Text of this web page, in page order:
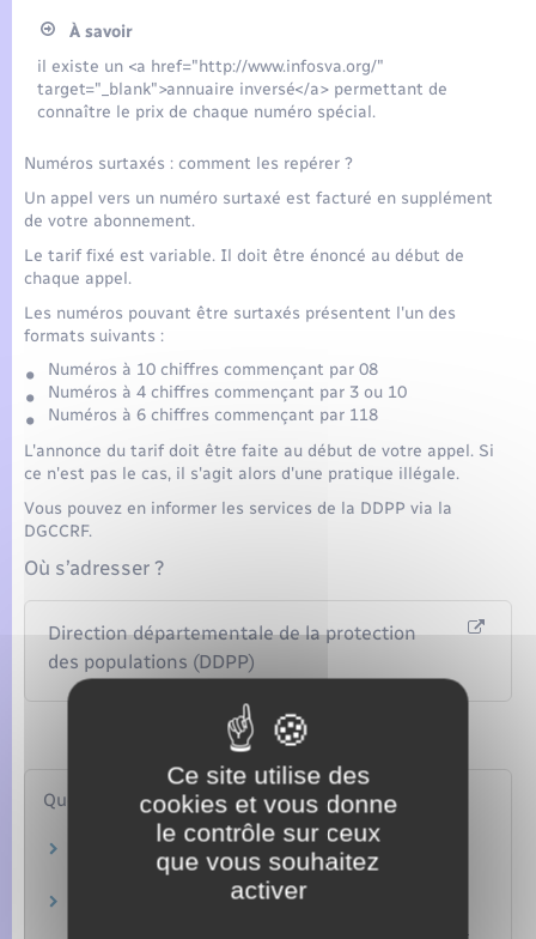
À savoir
il existe un <a href="http://www.infosva.org/"
target="_blank">annuaire inversé</a> permettant de
connaître le prix de chaque numéro spécial.
Numéros surtaxés : comment les repérer ?
Un appel vers un numéro surtaxé est facturé en supplément
de votre abonnement.
Le tarif fixé est variable. Il doit être énoncé au début de
chaque appel.
Les numéros pouvant être surtaxés présentent l'un des
formats suivants :
Numéros à 10 chiffres commençant par 08
Numéros à 4 chiffres commençant par 3 ou 10
Numéros à 6 chiffres commençant par 118
L'annonce du tarif doit être faite au début de votre appel. Si
ce n'est pas le cas, il s'agit alors d'une pratique illégale.
Vous pouvez en informer les services de la DDPP via la
DGCCRF.
Où s’adresser ?
Direction départementale de la protection
des populations (DDPP)
Questions ? Réponses !
Médiateur des communications électroniques :
comment y recourir ?
Comment saisir la DGCCRF (Direction générale
Ce site utilise des
cookies et vous donne
le contrôle sur ceux
que vous souhaitez
activer